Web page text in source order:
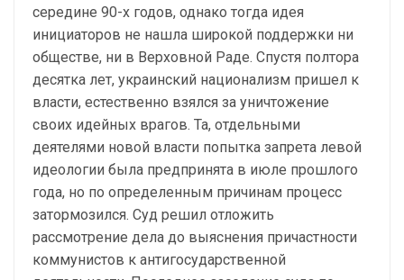
середине 90-х годов, однако тогда идея
инициаторов не нашла широкой поддержки ни
обществе, ни в Верховной Раде. Спустя полтора
десятка лет, украинский национализм пришел к
власти, естественно взялся за уничтожение
своих идейных врагов. Та, отдельными
деятелями новой власти попытка запрета левой
идеологии была предпринята в июле прошлого
года, но по определенным причинам процесс
затормозился. Суд решил отложить
рассмотрение дела до выяснения причастности
коммунистов к антигосударственной